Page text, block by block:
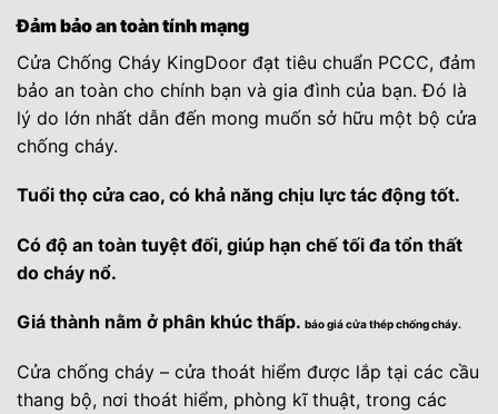
Đảm bảo an toàn tính mạng
Cửa Chống Cháy KingDoor đạt tiêu chuẩn PCCC, đảm
bảo an toàn cho chính bạn và gia đình của bạn. Đó là
lý do lớn nhất dẫn đến mong muốn sở hữu một bộ cửa
chống cháy.
Tuổi thọ cửa cao, có khả năng chịu lực tác động tốt.
Có độ an toàn tuyệt đối, giúp hạn chế tối đa tổn thất
do cháy nổ.
Giá thành nằm ở phân khúc thấp. báo giá cửa thép chống cháy.
Cửa chống cháy – cửa thoát hiểm được lắp tại các cầu
thang bộ, nơi thoát hiểm, phòng kĩ thuật, trong các